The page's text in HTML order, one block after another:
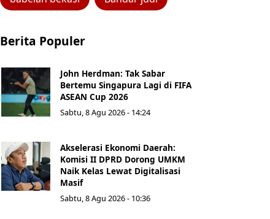
Berita Populer
John Herdman: Tak Sabar
Bertemu Singapura Lagi di FIFA
ASEAN Cup 2026
Sabtu, 8 Agu 2026 - 14:24
Akselerasi Ekonomi Daerah:
Komisi II DPRD Dorong UMKM
Naik Kelas Lewat Digitalisasi
Masif
Sabtu, 8 Agu 2026 - 10:36